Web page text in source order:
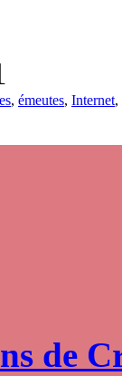
, émeutes, Internet,
de